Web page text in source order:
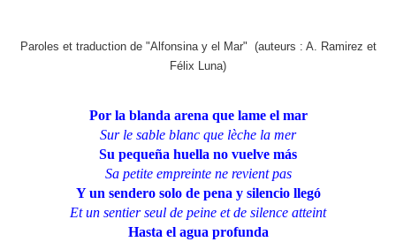
Paroles et traduction de "Alfonsina y el Mar" (auteurs : A. Ramirez et
Félix Luna)
Por la blanda arena que lame el mar
Sur le sable blanc que lèche la mer
Su pequeña huella no vuelve más
Sa petite empreinte ne revient pas
Y un sendero solo de pena y silencio llegó
Et un sentier seul de peine et de silence atteint
Hasta el agua profunda